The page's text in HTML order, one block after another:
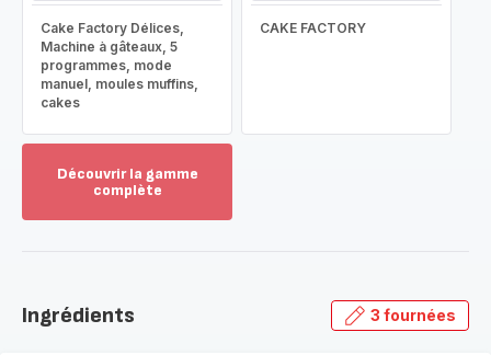
Cake Factory Délices,
Machine à gâteaux, 5
programmes, mode
manuel, moules muffins,
cakes
CAKE FACTORY
Découvrir la gamme
complète
gamme
Ingrédients 3 fournées